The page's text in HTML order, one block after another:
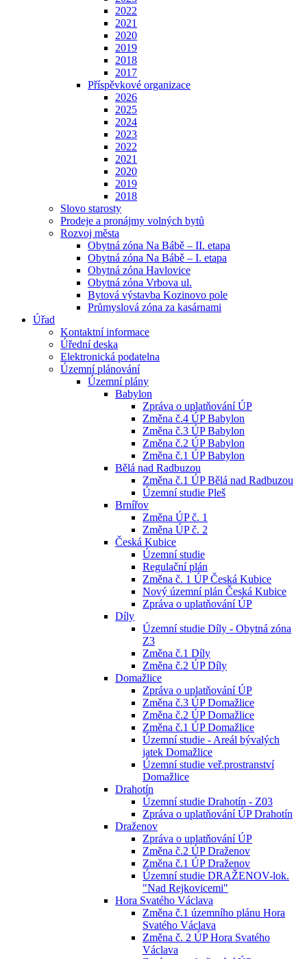
2022
2021
2020
2019
2018
2017
Příspěvkové organizace
2026
2025
2024
2023
2022
2021
2020
2019
2018
Slovo starosty
Prodeje a pronájmy volných bytů
Rozvoj města
Obytná zóna Na Bábě – II. etapa
Obytná zóna Na Bábě – I. etapa
Obytná zóna Havlovice
Obytná zóna Vrbova ul.
Bytová výstavba Kozinovo pole
Průmyslová zóna za kasárnami
Úřad
Kontaktní informace
Úřední deska
Elektronická podatelna
Územní plánování
Územní plány
Babylon
Zpráva o uplatňování ÚP
Změna č.4 ÚP Babylon
Změna č.3 ÚP Babylon
Změna č.2 ÚP Babylon
Změna č.1 ÚP Babylon
Bělá nad Radbuzou
Změna č.1 ÚP Bělá nad Radbuzou
Územní studie Pleš
Brnířov
Změna ÚP č. 1
Změna ÚP č. 2
Česká Kubice
Územní studie
Regulační plán
Změna č. 1 ÚP Česká Kubice
Nový územní plán Česká Kubice
Zpráva o uplatňování ÚP
Díly
Územní studie Díly - Obytná zóna
Z3
Změna č.1 Díly
Změna č.2 ÚP Díly
Domažlice
Zpráva o uplatňování ÚP
Změna č.3 ÚP Domažlice
Změna č.2 ÚP Domažlice
Změna č.1 ÚP Domažlice
Územní studie - Areál bývalých
jatek Domažlice
Územní studie veř.prostranství
Domažlice
Drahotín
Územní studie Drahotín - Z03
Zpráva o uplatňování ÚP Drahotín
Draženov
Zpráva o uplatňování ÚP
Změna č.2 ÚP Draženov
Změna č.1 ÚP Draženov
Územní studie DRAŽENOV-lok.
"Nad Rejkovicemi"
Hora Svatého Václava
Změna č.1 územního plánu Hora
Svatého Václava
Změna č. 2 ÚP Hora Svatého
Václava